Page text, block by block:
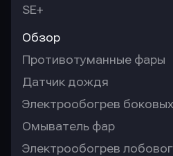
SE+
Обзор
Противотуманные фары
Датчик дождя
Электрообогрев
Омыватель фар
Электрообогрев